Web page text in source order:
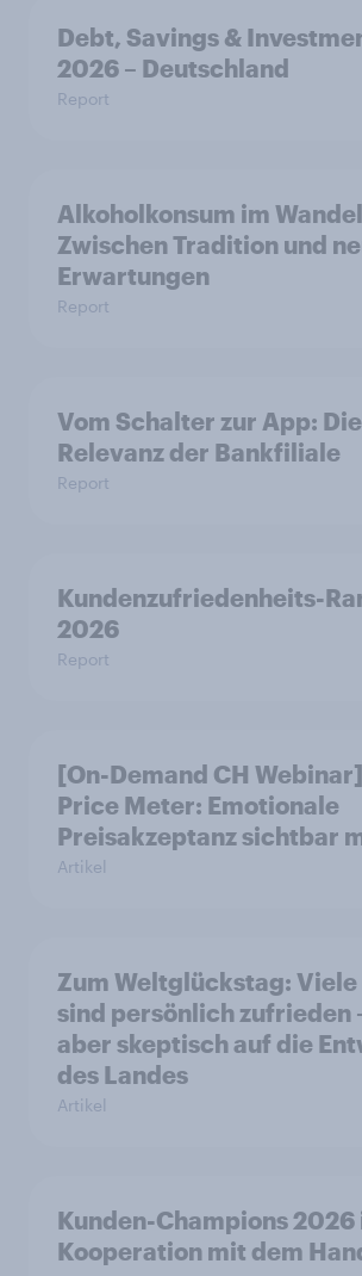
Debt, Savings &
2026 – Deutschland
Report
Alkoholkonsum im
Zwischen Tradition und
Erwartungen
Report
Vom Schalter zur App:
Relevanz der Bankfiliale
Report
Kundenzufriedenheits-
2026
Report
[On-Demand CH
Price Meter: Emotionale
Preisakzeptanz sichtbar
Artikel
Zum Weltglückstag:
sind persönlich zufrieden
aber skeptisch auf die
des Landes
Artikel
Kunden-Champions 2026
Kooperation mit dem